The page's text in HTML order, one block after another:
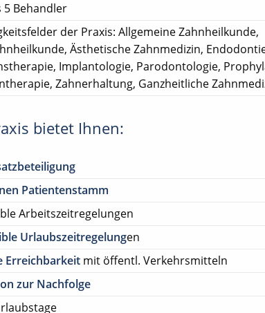
5 Behandler
der Praxis: Allgemeine Zahnheilkunde,
Ästhetische Zahnmedizin,
Implantologie, Parodontologie,
Zahnerhaltung, Ganzheitliche
bietet Ihnen:
Patientenstamm
Arbeitszeitregelungen
Urlaubszeitregelungen
Erreichbarkeit mit öffentl. Verkehrsmitteln
zur Nachfolge